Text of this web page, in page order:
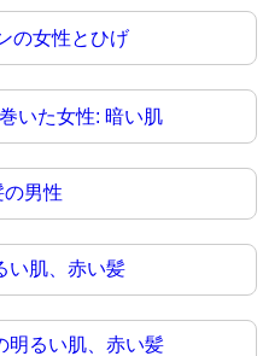
の女性とひげ
いた女性: 暗い肌
の男性
い肌、赤い髪
明るい肌、赤い髪